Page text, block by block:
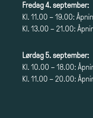
Fredag 4. september:
Kl. 11.00 – 19.00:
Kl. 13.00 – 21.00:
Lørdag 5. september:
Kl. 10.00 – 18.00:
Kl. 11.00 – 20.00: